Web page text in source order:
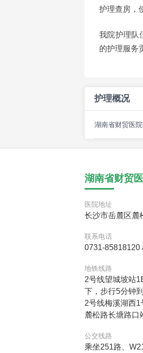
护理查房，
我院护理队
的护理服务
护理概况
湖南省财贸医
湖南省财贸
医院地址
长沙市岳麓区麓
联系电话
0731-85818120
地铁线路
2号线望城坡站
下，步行5分钟
2号线梅溪湖西
麓松路长塘路口
公交线路
乘坐251路、